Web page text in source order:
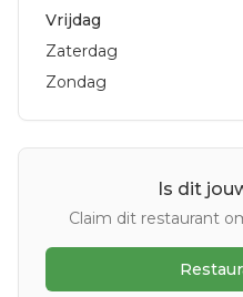
Vrijdag
Zaterdag
Zondag
Is dit
Claim dit restaurant